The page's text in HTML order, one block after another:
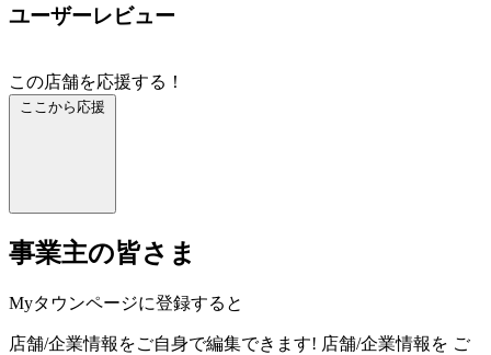
ユーザーレビュー
この店舗を応援する！
ここから応援
事業主の皆さま
Myタウンページに登録すると
店舗/企業情報をご自身で編集できます! 店舗/企業情報を ご